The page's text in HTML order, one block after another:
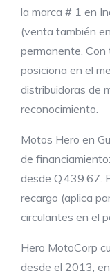
la marca # 1 en
(venta también
permanente.
posiciona en el
distribuidoras de
reconocimiento.
Motos Hero en
de
desde Q.439.67.
recargo (aplica
circulantes en el
Hero MotoCorp
desde el 2013,